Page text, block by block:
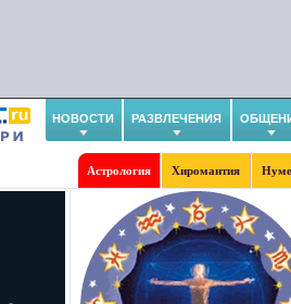
НОВОСТИ РАЗВЛЕЧЕНИЯ
Астрология Хиромантия